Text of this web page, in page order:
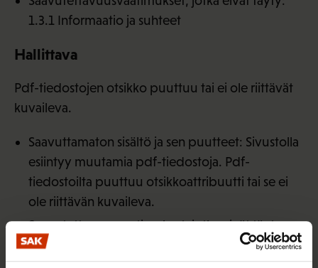
1.3.1 Informaatio ja suhteet
Hallittava
Pdf-tiedostojen otsikko puuttuu tai ei ole riittävät
kuvaileva.
Saavuttamaton sisältö ja sen puutteet: Sivustolla
esiintyy muutamia pdf-tiedostoja. Pdf-
tiedostoilta puuttuu otsikkoattribuutti tai se ei
ole riittävän kuvaileva.
Saavutettavuusvaatimukset, jotka eivät täyty:
2.4.2 Sivuotsikot